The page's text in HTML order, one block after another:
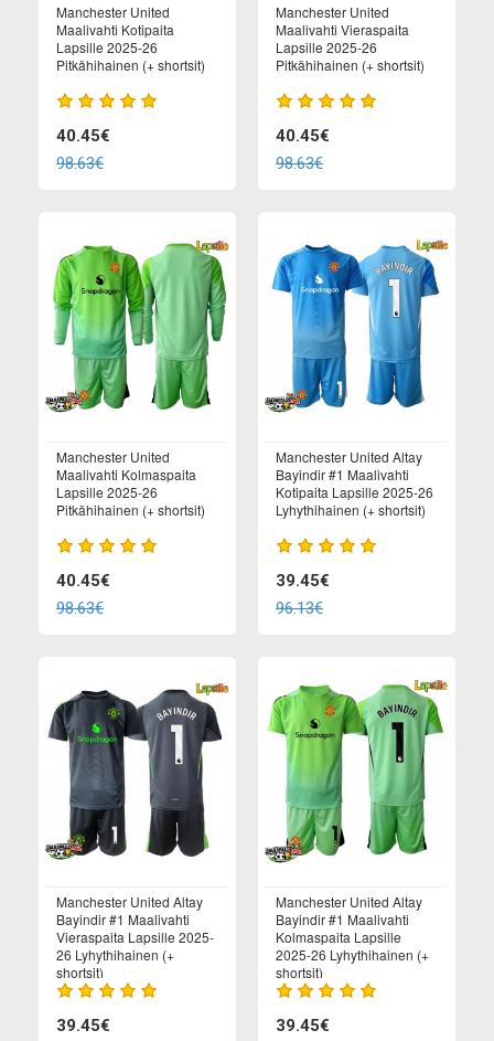
Manchester United
Maalivahti Kotipaita
Lapsille 2025-26
Pitkähihainen (+ shortsit)
40.45€
98.63€
Manchester United
Maalivahti Vieraspaita
Lapsille 2025-26
Pitkähihainen (+ shortsit)
40.45€
98.63€
Manchester United
Maalivahti Kolmaspaita
Lapsille 2025-26
Pitkähihainen (+ shortsit)
40.45€
98.63€
Manchester United Altay
Bayindir #1 Maalivahti
Kotipaita Lapsille 2025-26
Lyhythihainen (+ shortsit)
39.45€
96.13€
Manchester United Altay
Bayindir #1 Maalivahti
Vieraspaita Lapsille 2025-
26 Lyhythihainen (+
shortsit)
39.45€
Manchester United Altay
Bayindir #1 Maalivahti
Kolmaspaita Lapsille
2025-26 Lyhythihainen (+
shortsit)
39.45€